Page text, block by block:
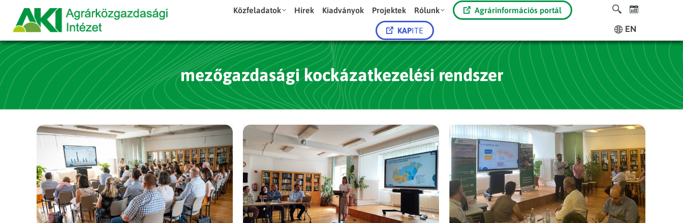
Közfeladatok Hírek Kiadványok Projektek Rólunk Agrárinformációs portál
KAPITE EN
mezőgazdasági kockázatkezelési rendszer